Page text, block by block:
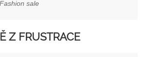
Fashion sale
Z FRUSTRACE